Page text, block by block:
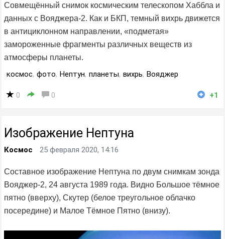
Совмещённый снимок космическим телескопом Хаббла и
данных с Вояджера-2. Как и БКП, темный вихрь движется
в антициклонном направлении, «подметая»
замороженные фрагменты различных веществ из
атмосферы планеты.
космос, фото, Нептун, планеты, вихрь, Вояджер
0 0 +1
Изображение Нептуна
Космос 25 февраля 2020, 14:16
Составное изображение Нептуна по двум снимкам зонда
Вояджер-2, 24 августа 1989 года. Видно Большое тёмное
пятно (вверху), Скутер (белое треугольное облачко
посередине) и Малое Тёмное Пятно (внизу).